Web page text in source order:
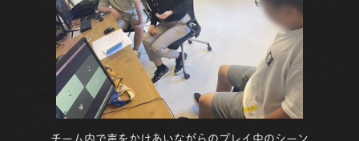
チーム内で声をかけあいながらのプレイ中のシーン